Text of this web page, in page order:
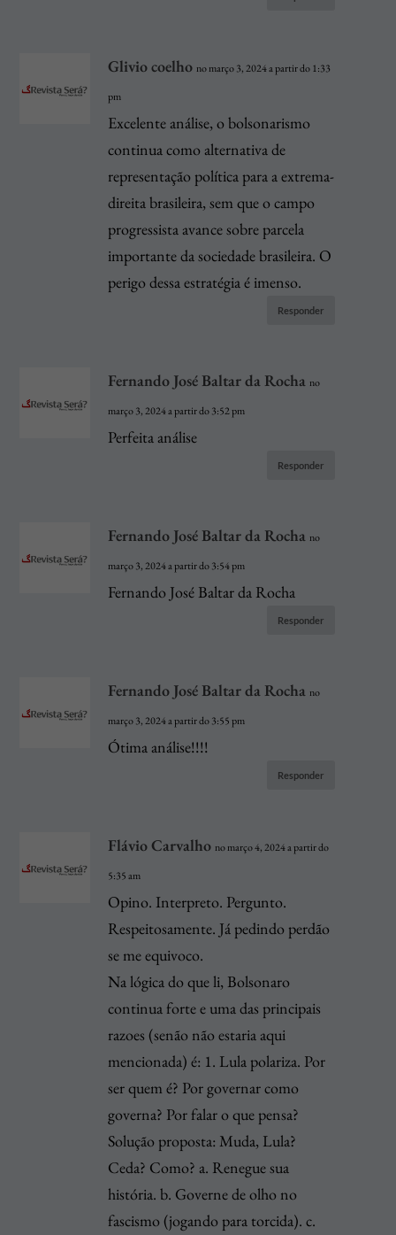
Glivio coelho no março 3, 2024 a partir do 1:33
pm
Excelente análise, o bolsonarismo
continua como alternativa de
representação política para a extrema-
direita brasileira, sem que o campo
progressista avance sobre parcela
importante da sociedade brasileira. O
perigo dessa estratégia é imenso.
Responder
Fernando José Baltar da Rocha no
março 3, 2024 a partir do 3:52 pm
Perfeita análise
Responder
Fernando José Baltar da Rocha no
março 3, 2024 a partir do 3:54 pm
Fernando José Baltar da Rocha
Responder
Fernando José Baltar da Rocha no
março 3, 2024 a partir do 3:55 pm
Ótima análise!!!!
Responder
Flávio Carvalho no março 4, 2024 a partir do
5:35 am
Opino. Interpreto. Pergunto.
Respeitosamente. Já pedindo perdão
se me equivoco.
Na lógica do que li, Bolsonaro
continua forte e uma das principais
razoes (senão não estaria aqui
mencionada) é: 1. Lula polariza. Por
ser quem é? Por governar como
governa? Por falar o que pensa?
Solução proposta: Muda, Lula?
Ceda? Como? a. Renegue sua
história. b. Governe de olho no
fascismo (jogando para torcida). c.